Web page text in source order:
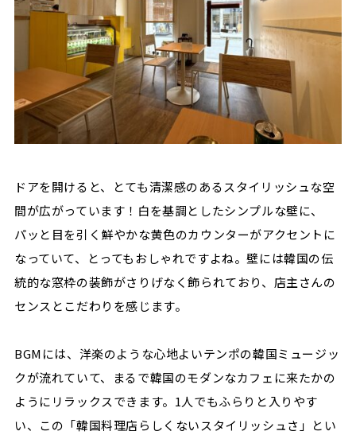
ドアを開けると、とても清潔感のあるスタイリッシュな空
間が広がっています！白を基調としたシンプルな壁に、
パッと目を引く鮮やかな黄色のカウンターがアクセントに
なっていて、とってもおしゃれですよね。壁には韓国の伝
統的な窓枠の装飾がさりげなく飾られており、店主さんの
センスとこだわりを感じます。
BGMには、洋楽のような心地よいテンポの韓国ミュージッ
クが流れていて、まるで韓国のモダンなカフェに来たかの
ようにリラックスできます。1人でもふらりと入りやす
い、この「韓国料理店らしくないスタイリッシュさ」とい